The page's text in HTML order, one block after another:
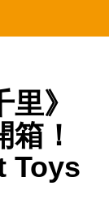
》
！
Toys